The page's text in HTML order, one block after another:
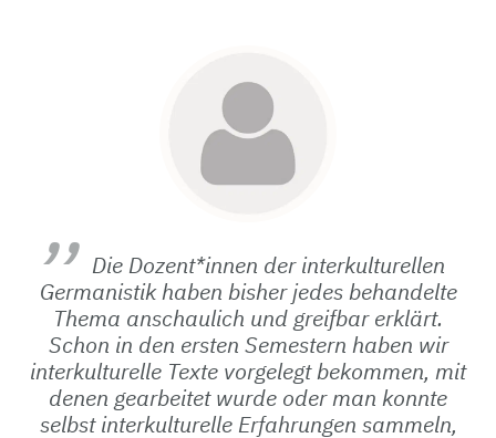
Die Dozent*innen der interkulturellen
Germanistik haben bisher jedes behandelte
Thema anschaulich und greifbar erklärt.
Schon in den ersten Semestern haben wir
interkulturelle Texte vorgelegt bekommen, mit
denen gearbeitet wurde oder man konnte
selbst interkulturelle Erfahrungen sammeln,